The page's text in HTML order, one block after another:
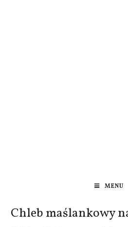
MENU
Chleb maślankowy